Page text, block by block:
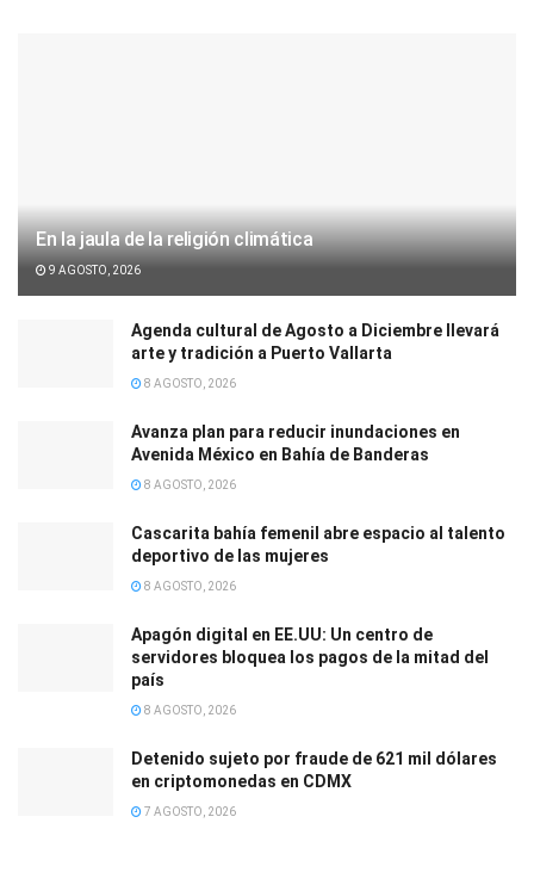
En la jaula de la religión climática
9 AGOSTO, 2026
Agenda cultural de Agosto a Diciembre llevará
arte y tradición a Puerto Vallarta
8 AGOSTO, 2026
Avanza plan para reducir inundaciones en
Avenida México en Bahía de Banderas
8 AGOSTO, 2026
Cascarita bahía femenil abre espacio al talento
deportivo de las mujeres
8 AGOSTO, 2026
Apagón digital en EE.UU: Un centro de
servidores bloquea los pagos de la mitad del
país
8 AGOSTO, 2026
Detenido sujeto por fraude de 621 mil dólares
en criptomonedas en CDMX
7 AGOSTO, 2026